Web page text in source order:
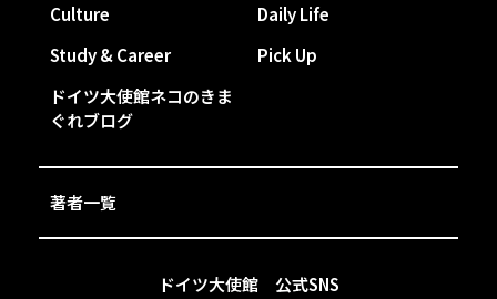
ドイツ大使館 公式SNS
Culture
Daily Life
Study & Career
Pick Up
ドイツ大使館ネコのきま
ぐれブログ
著者一覧